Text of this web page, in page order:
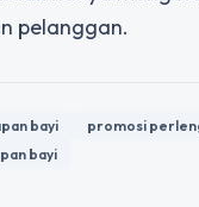
pelanggan.
bayi promosi
bayi